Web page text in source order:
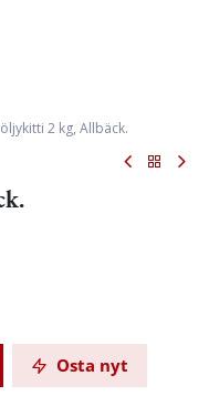
2 kg, Allbäck.
Osta nyt